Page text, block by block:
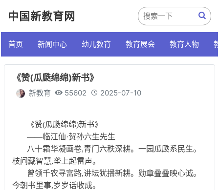
中国新教育网
首页 新闻中心 幼儿教育 教育展会 教育人物
《赞(瓜瓞绵绵)新书》
新教育 55602 2025-07-10
《赞(瓜瓞绵绵)新书》
——临江仙·贺孙六生先生
八十霜华凝画卷,青门六秩深耕。一园瓜瓞系民生。
枝间藏智慧,垄上起雷声。
曾领千农寻富路,讲坛犹播新耕。勋章叠叠映心诚。
今朝书里事,岁岁话收成。